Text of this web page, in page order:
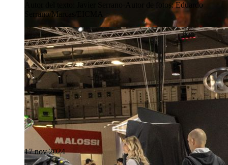
Autor de fotos: Eduardo
Serrano/Marcas/EICMA
17 nov 2024